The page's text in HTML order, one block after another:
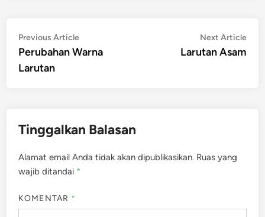
Navigasi
pos
Previous ArticlePrevious
article:
Perubahan Warna
Larutan
Next Article
Larutan Asam
Tinggalkan Balasan
Alamat email Anda tidak akan dipublikasikan. Ruas yang
wajib ditandai *
KOMENTAR *